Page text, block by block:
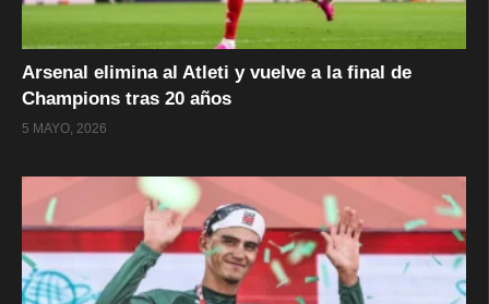
Arsenal elimina al Atleti y vuelve a la final de
Champions tras 20 años
5 MAYO, 2026